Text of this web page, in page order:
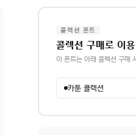
콜렉션 폰트
콜렉션 구매로 이
이 폰트는 아래 콜렉션 구매
카툰 콜렉션